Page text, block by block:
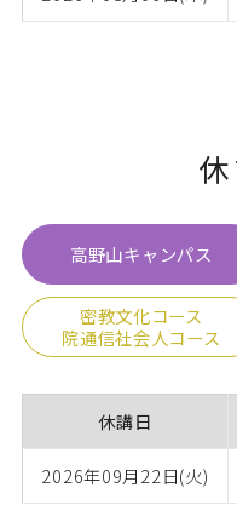
高野山キャンパス
密教文化コース
院通信社会人コース
休講日
2026年09月22日(火)